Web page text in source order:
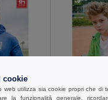
cookie
web utilizza sia cookie propri che di
la funzionalità generale,